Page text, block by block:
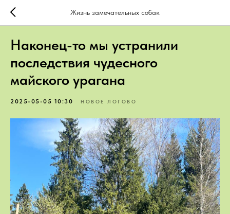
Жизнь замечательных собак
Наконец-то мы устранили
последствия чудесного
майского урагана
2025-05-05 10:30 НОВОЕ ЛОГОВО